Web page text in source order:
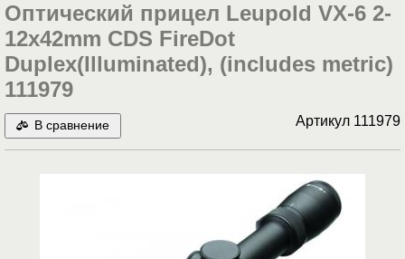
Оптический прицел Leupold VX-6 2-
12x42mm CDS FireDot
Duplex(Illuminated), (includes metric)
111979
В сравнение Артикул 111979